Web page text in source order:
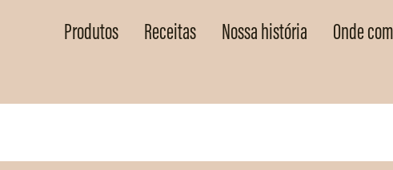
Produtos Receitas Nossa história Onde